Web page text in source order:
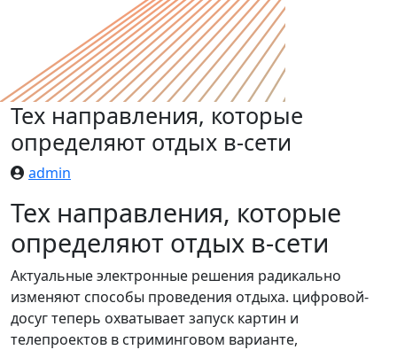
Тех направления, которые
определяют отдых в-сети
admin
Тех направления, которые
определяют отдых в-сети
Актуальные электронные решения радикально
изменяют способы проведения отдыха. цифровой-
досуг теперь охватывает запуск картин и
телепроектов в стриминговом варианте,